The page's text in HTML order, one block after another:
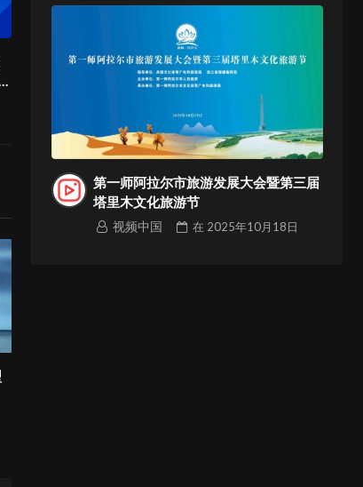
第一师阿拉尔市旅游发展大会暨第三届
塔里木文化旅游节
视频中国 在 2025年10月18日